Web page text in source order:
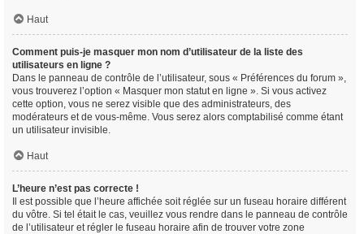
Haut
Comment puis-je masquer mon nom d’utilisateur de la liste des
utilisateurs en ligne ?
Dans le panneau de contrôle de l’utilisateur, sous « Préférences du forum »,
vous trouverez l’option « Masquer mon statut en ligne ». Si vous activez
cette option, vous ne serez visible que des administrateurs, des
modérateurs et de vous-même. Vous serez alors comptabilisé comme étant
un utilisateur invisible.
Haut
L’heure n’est pas correcte !
Il est possible que l’heure affichée soit réglée sur un fuseau horaire différent
du vôtre. Si tel était le cas, veuillez vous rendre dans le panneau de contrôle
de l’utilisateur et régler le fuseau horaire afin de trouver votre zone